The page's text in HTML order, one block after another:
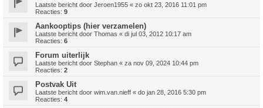
Laatste bericht door Jeroen1955 « zo okt 23, 2016 11:01 pm
Reacties: 9
Aankooptips (hier verzamelen)
Laatste bericht door Thomas « di jul 03, 2012 10:17 am
Reacties: 6
Forum uiterlijk
Laatste bericht door Stephan « za nov 09, 2024 10:44 pm
Reacties: 2
Postvak Uit
Laatste bericht door wim.van.nieff « do jan 28, 2016 5:30 pm
Reacties: 4